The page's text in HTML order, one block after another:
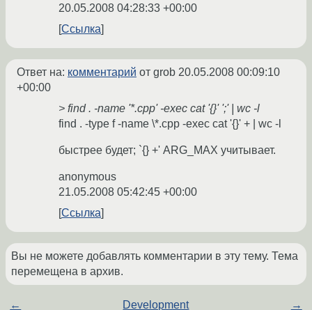
20.05.2008 04:28:33 +00:00
Ссылка
Ответ на: комментарий от grob 20.05.2008 00:09:10
+00:00
> find . -name '*.cpp' -exec cat '{}' ';' | wc -l
find . -type f -name \*.cpp -exec cat '{}' + | wc -l
быстрее будет; `{} +' ARG_MAX учитывает.
anonymous
21.05.2008 05:42:45 +00:00
Ссылка
Вы не можете добавлять комментарии в эту тему. Тема
перемещена в архив.
← Development →